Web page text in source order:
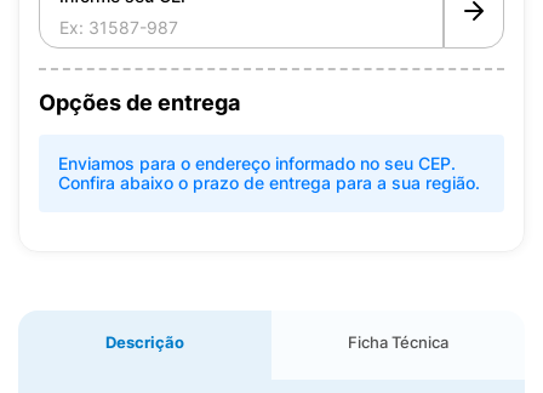
Opções de entrega
Enviamos para o endereço informado no seu CEP.
Confira abaixo o prazo de entrega para a sua região.
Descrição Ficha Técnica